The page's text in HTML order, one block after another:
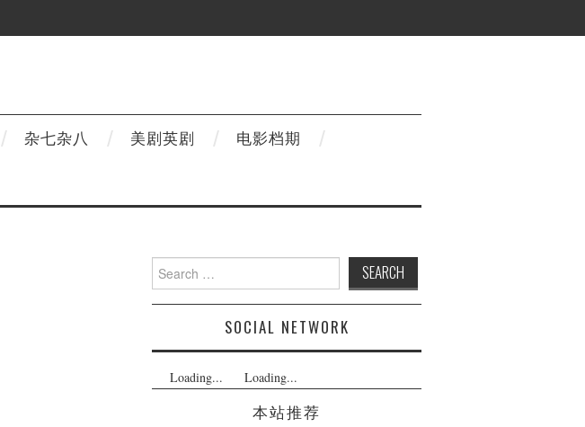
杂七杂八 美剧英剧
电影档期
Search
for:
SOCIAL NETWORK
Loading... Loading...
本站推荐